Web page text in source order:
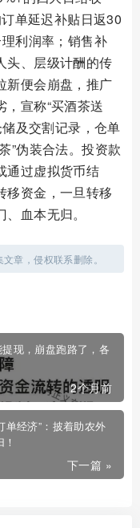
单延迟补贴日返30
利润率；销售补
头、层级计酬的传
新便会崩盘，推广
宣称“买酒茶送
及交割记录，仓单
”伪装合法。投资款
通过虚拟货币结
移资金，一旦转移
血本无归。
章，侵权联系删除。
现，崩盘跑路了，各
2个月前
单经济”：披着助农外
下一篇 »